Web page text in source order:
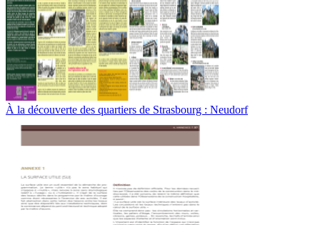
À la découverte des quartiers de Strasbourg : Neudorf